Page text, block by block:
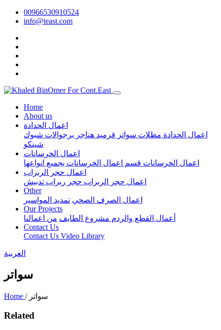
00966530910524
info@teast.com
Home
About us
اعمال الحدادة
اعمال الحدادة مظلات سواتر قرميد هناجر برجوالات شبوك
شينكو
اعمال الخرسانات
اعمال الخرسانات قسم اعمال الخرسانات بجميع انواعها
اعمال حجر الربراب
اعمال حجر الربراب حجر ربراب تدبيش
Other
اعمال الصرف الصحي تمديد المواسير
Our Projects
أعمال القطع والردم مشروع الطايف من اعمالنا
Contact Us
Contact Us Video Library
العربية
سواتر
Home / سواتر
Related